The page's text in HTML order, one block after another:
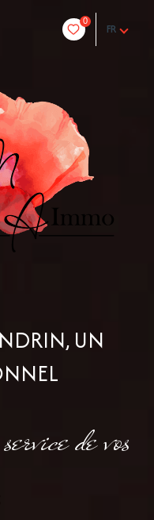
0
FR
UN
de vos